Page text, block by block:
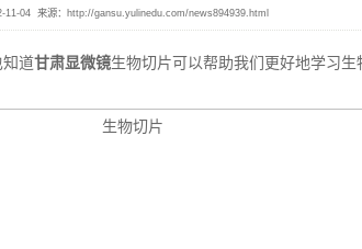
11-04 来源： http://gansu.yulinedu.com/news894939.html
知道甘肃显微镜生物切片可以帮助我们更好地学习生